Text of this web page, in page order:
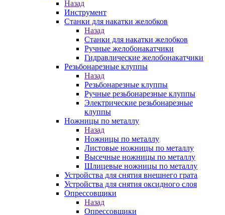
Назад
Инструмент
Станки для накатки желобков
Назад
Станки для накатки желобков
Ручные желобонакатчики
Гидравлические желобонакатчики
Резьбонарезные клуппы
Назад
Резьбонарезные клуппы
Ручные резьбонарезные клуппы
Электрические резьбонарезные
клуппы
Ножницы по металлу
Назад
Ножницы по металлу
Листовые ножницы по металлу
Высечные ножницы по металлу
Шлицевые ножницы по металлу
Устройства для снятия внешнего грата
Устройства для снятия оксидного слоя
Опрессовщики
Назад
Опрессовщики